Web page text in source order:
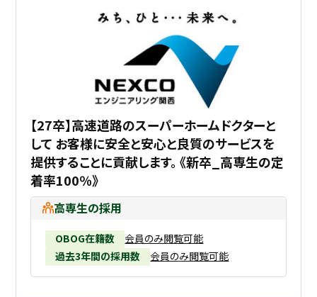
【27卒】高速道路のスーパーホームドクターと
して お客様に安全と安心と良質のサービスを
提供することに貢献します。 《新卒_高専生の定
着率100％》
高専生の採用
OBOG在籍数
会員のみ閲覧可能
過去3年間の採用数
会員のみ閲覧可能